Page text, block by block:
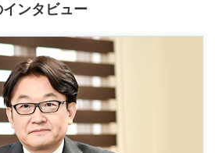
インタビュー